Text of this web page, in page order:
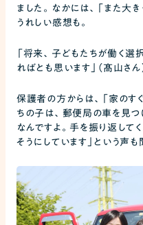
ました。なかには、「また大
うれしい感想も。
「将来、子どもたちが働く選
ればとも思います」（髙山さん
保護者の方からは、「家のす
ちの子は、郵便局の車を見つ
なんですよ。手を振り返して
そうにしています」という声も